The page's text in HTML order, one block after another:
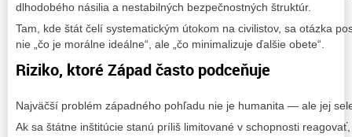
dlhodobého násilia a nestabilných bezpečnostných štruktúr.
Tam, kde štát čelí systematickým útokom na civilistov, sa otázka
nie „čo je morálne ideálne“, ale „čo minimalizuje ďalšie obete“.
Riziko, ktoré Západ často podceňuje
Najväčší problém západného pohľadu nie je humanita — ale jej
Ak sa štátne inštitúcie stanú príliš limitované v schopnosti